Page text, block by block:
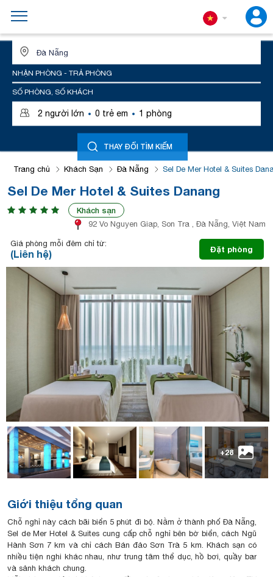
NHẬN PHÒNG - TRẢ PHÒNG
SỐ PHÒNG, SỐ KHÁCH
2 người lớn · 0 trẻ em · 1 phòng
THAY ĐỔI TÌM KIẾM
Trang chủ Khách Sạn Đà Nẵng Sel De Mer Hotel & Suites
Sel De Mer Hotel & Suites Danang
Khách sạn
92 Vo Nguyen Giap, Son Tra , Đà Nẵng, Việt Nam
Giá phòng mỗi đêm chỉ từ:
(Liên hệ) Đặt phòng
+28
Giới thiệu tổng quan
Chỗ nghỉ này cách bãi biển 5 phút đi bộ. Nằm ở thành phố Đà Nẵng,
Sel de Mer Hotel & Suites cung cấp chỗ nghỉ bên bờ biển, cách Ngũ
Hành Sơn 7 km và chỉ cách Bán đảo Sơn Trà 5 km. Khách sạn có
nhiều tiện nghi khác nhau, như trung tâm thể dục, hồ bơi, quầy bar
và sảnh khách chung.